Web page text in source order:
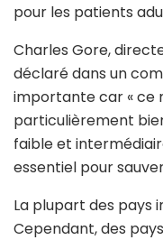
pour les patients
Charles Gore,
déclaré dans un
importante car « ce
particulièrement
faible et
essentiel pour
La plupart des pays
Cependant, des